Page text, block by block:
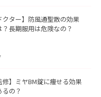
クター】防風通聖散の効果
？長期服用は危険なの？
修】ミヤBM錠に痩せる効果
の？